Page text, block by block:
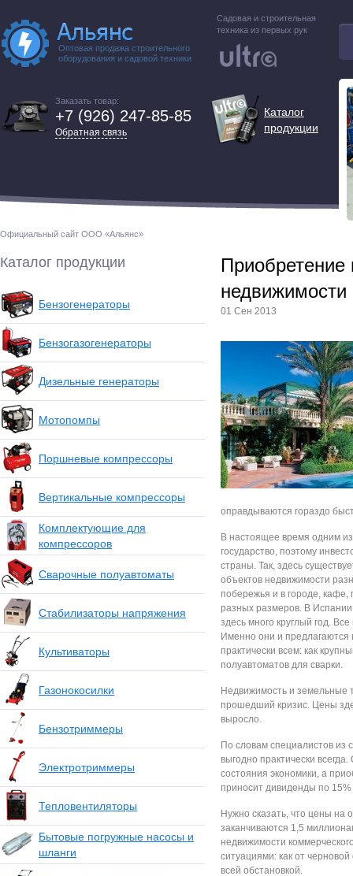
Оптовая продажа строительного
оборудования и садовой техники
Садовая и строительная
техника из первых рук
Заказать товар:
+7 (926) 247-85-85
Обратная связь
Каталог
продукции
Официальный сайт ООО «Альянс»
Каталог продукции
Бензогенераторы
Бензогазогенераторы
Дизельные генераторы
Мотопомпы
Поршневые компрессоры
Вертикальные компрессоры
Комплектующие для
компрессоров
Сварочные полуавтоматы
Стабилизаторы напряжения
Культиваторы
Газонокосилки
Бензотриммеры
Электротриммеры
Тепловентиляторы
Бытовые погружные насосы и
шланги
Приобретение
недвижимости
01 Сен 2013
оправдываются гораздо
В настоящее время одним
государство, поэтому
страны. Так, здесь
объектов недвижимости
побережья и в городе,
разных размеров. В Испании
здесь много круглый год.
Именно они и предлагаются
практически всем: как
полуавтоматов для сварки.
Недвижимость и земельные
прошедший кризис. Цены
выросло.
По словам специалистов
выгодно практически
состояния экономики, а
приносит дивиденды по
Нужно сказать, что цены на
заканчиваются 1,5
недвижимости
ситуациями: как от
всей обстановкой.